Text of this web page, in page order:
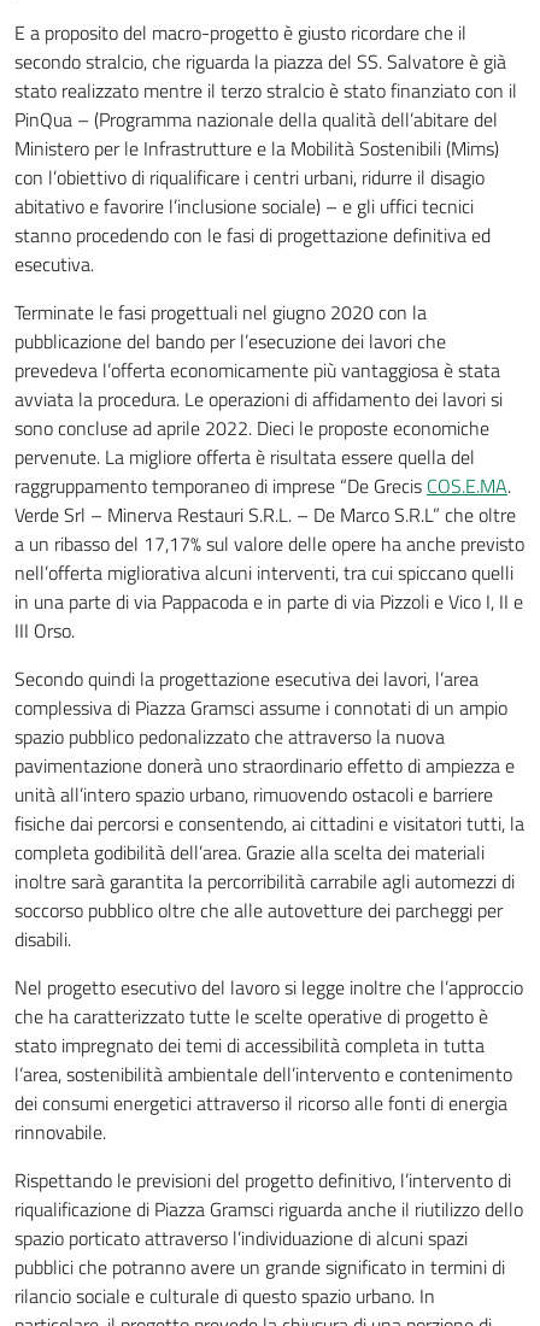
E a proposito del macro-progetto è giusto ricordare che il
secondo stralcio, che riguarda la piazza del SS. Salvatore è già
stato realizzato mentre il terzo stralcio è stato finanziato con il
PinQua – (Programma nazionale della qualità dell’abitare del
Ministero per le Infrastrutture e la Mobilità Sostenibili (Mims)
con l’obiettivo di riqualificare i centri urbani, ridurre il disagio
abitativo e favorire l’inclusione sociale) – e gli uffici tecnici
stanno procedendo con le fasi di progettazione definitiva ed
esecutiva.
Terminate le fasi progettuali nel giugno 2020 con la
pubblicazione del bando per l’esecuzione dei lavori che
prevedeva l’offerta economicamente più vantaggiosa è stata
avviata la procedura. Le operazioni di affidamento dei lavori si
sono concluse ad aprile 2022. Dieci le proposte economiche
pervenute. La migliore offerta è risultata essere quella del
raggruppamento temporaneo di imprese “De Grecis COS.E.MA.
Verde Srl – Minerva Restauri S.R.L. – De Marco S.R.L” che oltre
a un ribasso del 17,17% sul valore delle opere ha anche previsto
nell’offerta migliorativa alcuni interventi, tra cui spiccano quelli
in una parte di via Pappacoda e in parte di via Pizzoli e Vico I, II e
III Orso.
Secondo quindi la progettazione esecutiva dei lavori, l’area
complessiva di Piazza Gramsci assume i connotati di un ampio
spazio pubblico pedonalizzato che attraverso la nuova
pavimentazione donerà uno straordinario effetto di ampiezza e
unità all’intero spazio urbano, rimuovendo ostacoli e barriere
fisiche dai percorsi e consentendo, ai cittadini e visitatori tutti, la
completa godibilità dell’area. Grazie alla scelta dei materiali
inoltre sarà garantita la percorribilità carrabile agli automezzi di
soccorso pubblico oltre che alle autovetture dei parcheggi per
disabili.
Nel progetto esecutivo del lavoro si legge inoltre che l’approccio
che ha caratterizzato tutte le scelte operative di progetto è
stato impregnato dei temi di accessibilità completa in tutta
l’area, sostenibilità ambientale dell’intervento e contenimento
dei consumi energetici attraverso il ricorso alle fonti di energia
rinnovabile.
Rispettando le previsioni del progetto definitivo, l’intervento di
riqualificazione di Piazza Gramsci riguarda anche il riutilizzo dello
spazio porticato attraverso l’individuazione di alcuni spazi
pubblici che potranno avere un grande significato in termini di
rilancio sociale e culturale di questo spazio urbano. In